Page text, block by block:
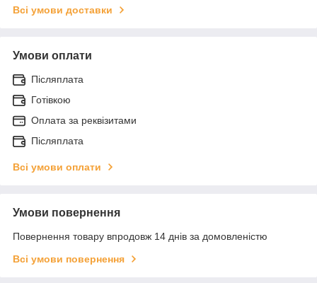
Всі умови доставки
Умови оплати
Післяплата
Готівкою
Оплата за реквізитами
Післяплата
Всі умови оплати
Умови повернення
Повернення товару впродовж 14 днів за домовленістю
Всі умови повернення